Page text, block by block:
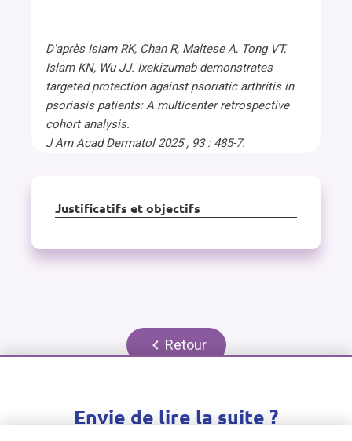
D'après Islam RK, Chan R, Maltese A, Tong VT,
Islam KN, Wu JJ. Ixekizumab demonstrates
targeted protection against psoriatic arthritis in
psoriasis patients: A multicenter retrospective
cohort analysis.
J Am Acad Dermatol 2025 ; 93 : 485-7.
Justificatifs et objectifs
Envie de lire la suite ?
Retour